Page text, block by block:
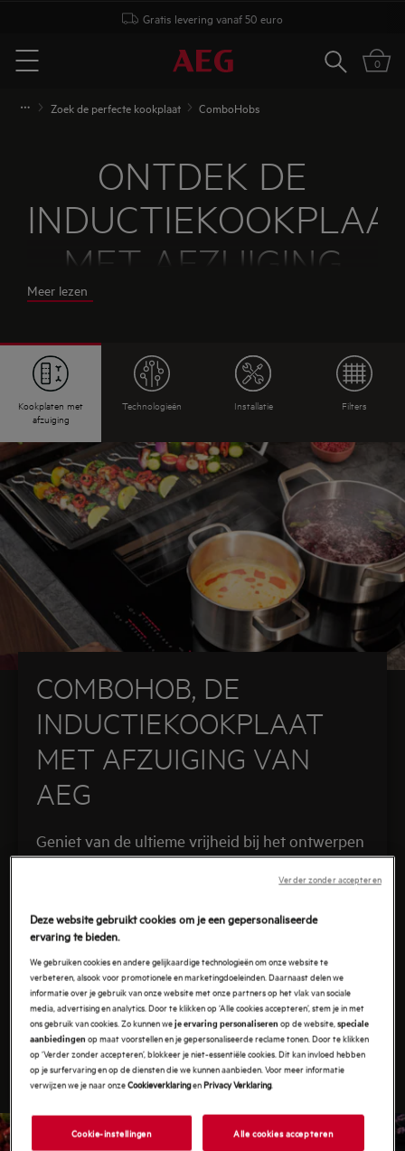
Gratis levering vanaf 50 euro
Menu
Zoeken0
Zoek de perfecte kookplaat ComboHobs
ONTDEK DE
MET AFZUIGING
De combinatie van een inductiekookplaat met een
krachtige, geïntegreerde dampkap geeft je alle
vrijheid in keukendesign. Met onze tips en advies
installatiemogelijkheden van onze innovatieve
AEG ComboHob kookplaten met afzuiging. We
maken graag je zoektocht naar de juiste kookplaat
met afzuiging voor jou zo eenvoudig mogelijk.
Meer lezen
Kookplaten met
afzuiging
Technologieën Installatie Filters
COMBOHOB, DE
INDUCTIEKOOKPLAAT
MET AFZUIGING VAN
AEG
Geniet van de ultieme vrijheid bij het ontwerpen
van je keuken met ons assortiment kookplaten
met afzuiging. De AEG ComboHob kookplaat
met geïntegreerde afzuiging combineert een
efficiënte inductiekookplaat met een krachtige
dampkap in één toestel. Doorbreek de
keukenregels, laat je creativiteit vrij en ontwerp
jouw keuken zonder compromissen.
Bekijk alle kookplaten met afzuiging
Deze website gebruikt cookies om je een gepersonaliseerde
ervaring te bieden.
We gebruiken cookies en andere gelijkaardige technologieën om onze website te
verbeteren, alsook voor promotionele en marketingdoeleinden. Daarnaast delen we
informatie over je gebruik van onze website met onze partners op het vlak van sociale
media, advertising en analytics. Door te klikken op ‘Alle cookies accepteren’, stem je in met
ons gebruik van cookies. Zo kunnen weje ervaring personaliseren op de website,speciale
aanbiedingen op maat voorstellen en je gepersonaliseerde reclame tonen. Door te klikken
op ‘Verder zonder accepteren’, blokkeer je niet-essentiële cookies. Dit kan invloed hebben
op je surfervaring en op de diensten die we kunnen aanbieden. Voor meer informatie
verwijzen we je naar onzeCookieverklaringenPrivacy Verklaring.
Cookie-instellingen Alle cookies accepteren
Verder zonder accepteren